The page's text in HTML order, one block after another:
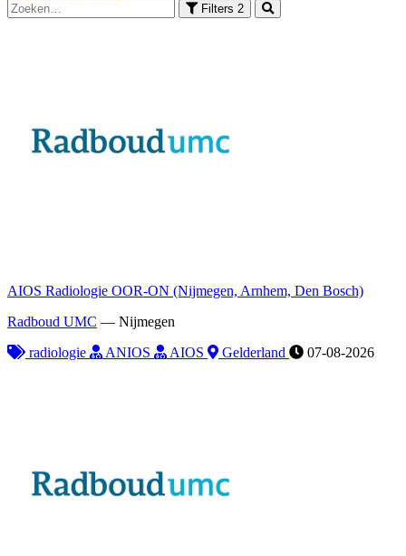
Filters 2
AIOS Radiologie OOR-ON (Nijmegen, Arnhem, Den Bosch)
Radboud UMC — Nijmegen
radiologie
ANIOS AIOS Gelderland 07-08-2026